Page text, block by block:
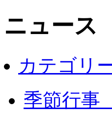
ニュース
カテゴ
季節